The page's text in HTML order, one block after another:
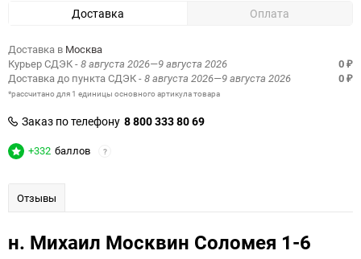
Доставка Оплата
Доставка в Москва
Курьер СДЭК- 8 августа 2026—9 августа 2026 0 ₽
Доставка до пункта СДЭК- 8 августа 2026—9 августа 2026 0 ₽
*рассчитано для 1 единицы основного артикула товара
Заказ по телефону 8 800 333 80 69
+332 баллов ?
Отзывы
н. Михаил Москвин Соломея 1-6